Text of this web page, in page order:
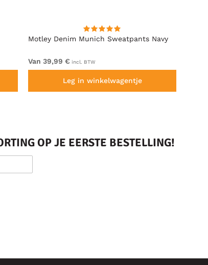
Motley Denim Munich Sweatpants Navy
Van 39,99 € incl. BTW
Leg in winkelwagentje
OP JE EERSTE BESTELLING!